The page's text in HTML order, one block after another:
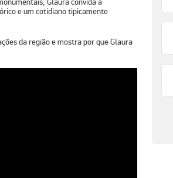
e um cotidiano tipicamente
da região e mostra por que Glaura